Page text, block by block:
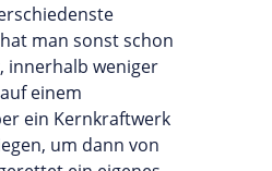
man sonst schon
innerhalb weniger
einem
ein Kernkraftwerk
um dann von